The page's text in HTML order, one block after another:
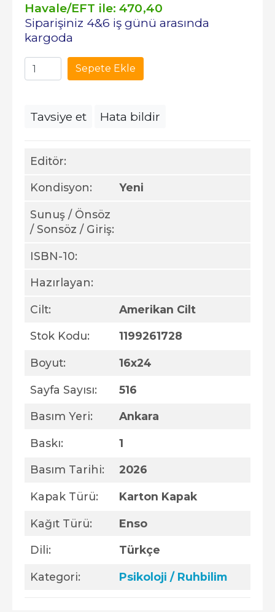
Editör:
Kondisyon: Yeni
Sunuş / Önsöz
/ Sonsöz / Giriş:
ISBN-10:
Hazırlayan:
Cilt: Amerikan Cilt
Stok Kodu: 1199261728
Boyut: 16x24
Sayfa Sayısı: 516
Basım Yeri: Ankara
Baskı: 1
Basım Tarihi: 2026
Kapak Türü: Karton Kapak
Kağıt Türü: Enso
Dili: Türkçe
Kategori: Psikoloji / Ruhbilim
Havale/EFT ile: 470,40
Siparişiniz 4&6 iş günü arasında
kargoda
Sepete Ekle
Tavsiye et Hata bildir